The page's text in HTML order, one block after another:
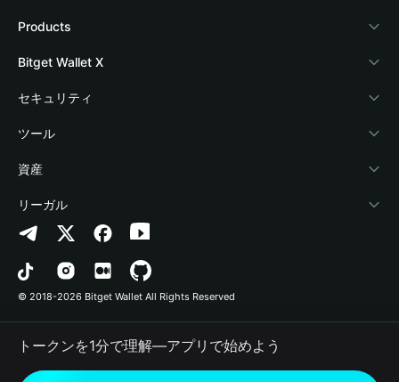
Bitget Walletについて
ブログ
アカデミー
暗号資産ニュース
Help Center
お問い合わせ
ブランドリソース
キャリア
Products
Crypto Card
Stablecoin Earn
Payfi Crypto
Crypto Swap API
Altcoin Season Index
Prediction Markets
DApp
RWA
Bitget Wallet X
デベロッパー
ウォレットを接続
Bitget Wallet Pay
プロジェクトを掲載
セキュリティ
保護基金
セキュリティ技術
ツール
暗号資産を購入
認証検出
コントラクト検出
一括送金
資産
Arbitrum
Avalanche
Bitcoin
Polygon
リーガル
プライバシーポリシー
利用規約
© 2018-2026 Bitget Wallet All Rights Reserved
トークンを1分で理解―アプリで始めよう